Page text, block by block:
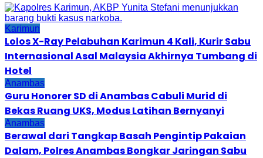
Karimun
Lolos X-Ray Pelabuhan Karimun 4 Kali, Kurir Sabu
Internasional Asal Malaysia Akhirnya Tumbang di
Hotel
Anambas
Guru Honorer SD di Anambas Cabuli Murid di
Bekas Ruang UKS, Modus Latihan Bernyanyi
Anambas
Berawal dari Tangkap Basah Pengintip Pakaian
Dalam, Polres Anambas Bongkar Jaringan Sabu